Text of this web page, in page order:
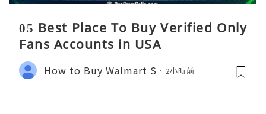
05 Best Place To Buy Verified Only
Fans Accounts in USA
How to Buy Walmart S 2小時前